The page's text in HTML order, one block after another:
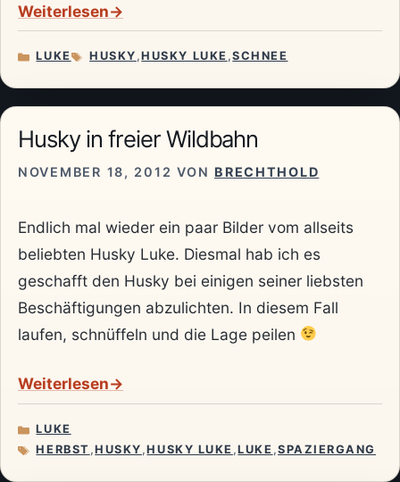
Weiterlesen
KATEGORIEN
LUKE
SCHLAGWÖRTER
HUSKY ,HUSKY LUKE ,SCHNEE
Husky in freier Wildbahn
NOVEMBER 18, 2012 VON BRECHTHOLD
Endlich mal wieder ein paar Bilder vom allseits
beliebten Husky Luke. Diesmal hab ich es
geschafft den Husky bei einigen seiner liebsten
Beschäftigungen abzulichten. In diesem Fall
laufen, schnüffeln und die Lage peilen
Weiterlesen
KATEGORIEN
LUKE
SCHLAGWÖRTER
HERBST ,HUSKY ,HUSKY LUKE ,LUKE ,SPAZIERGANG